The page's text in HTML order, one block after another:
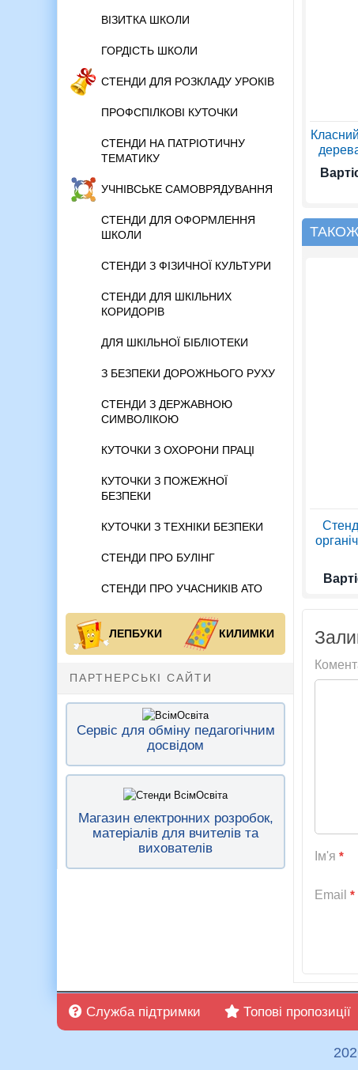
ВІЗИТКА ШКОЛИ
ГОРДІСТЬ ШКОЛИ
СТЕНДИ ДЛЯ РОЗКЛАДУ УРОКІВ
ПРОФСПІЛКОВІ КУТОЧКИ
СТЕНДИ НА ПАТРІОТИЧНУ
ТЕМАТИКУ
УЧНІВСЬКЕ САМОВРЯДУВАННЯ
СТЕНДИ ДЛЯ ОФОРМЛЕННЯ
ШКОЛИ
СТЕНДИ З ФІЗИЧНОЇ КУЛЬТУРИ
СТЕНДИ ДЛЯ ШКІЛЬНИХ
КОРИДОРІВ
ДЛЯ ШКІЛЬНОЇ БІБЛІОТЕКИ
З БЕЗПЕКИ ДОРОЖНЬОГО РУХУ
СТЕНДИ З ДЕРЖАВНОЮ
СИМВОЛІКОЮ
КУТОЧКИ З ОХОРОНИ ПРАЦІ
КУТОЧКИ З ПОЖЕЖНОЇ
БЕЗПЕКИ
КУТОЧКИ З ТЕХНІКИ БЕЗПЕКИ
СТЕНДИ ПРО БУЛІНГ
СТЕНДИ ПРО УЧАСНИКІВ АТО
ЛЕПБУКИ КИЛИМКИ
ПАРТНЕРСЬКІ САЙТИ
Сервіс для обміну педагогічним
досвідом
Магазин електронних розробок,
матеріалів для вчителів та
вихователів
Стенд
Ім'я *
Email *
Служба підтримки Топові пропозиції